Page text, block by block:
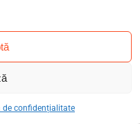
de confidențialitate
ISOFIX / isofix-support-leg